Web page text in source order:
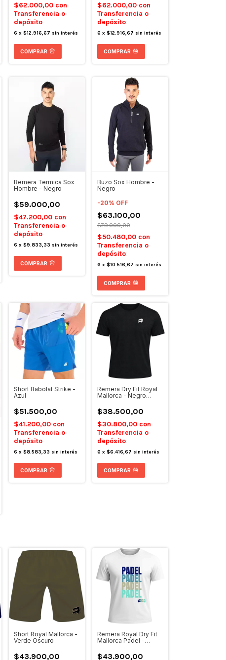
$62.000,00 con
Transferencia o
depósito
6 x $12.916,67 sin interés
COMPRAR
$62.000,00 con
Transferencia o
depósito
6 x $12.916,67 sin interés
COMPRAR
Remera Termica Sox
Hombre - Negro
$59.000,00
$47.200,00 con
Transferencia o
depósito
6 x $9.833,33 sin interés
COMPRAR
Buzo Sox Hombre -
Negro
-20% OFF
$63.100,00
$79.000,00
$50.480,00 con
Transferencia o
depósito
6 x $10.516,67 sin interés
COMPRAR
Short Babolat Strike -
Azul
$51.500,00
$41.200,00 con
Transferencia o
depósito
6 x $8.583,33 sin interés
COMPRAR
Remera Dry Fit Royal
Mallorca - Negro
$38.500,00
$30.800,00 con
Transferencia o
depósito
6 x $6.416,67 sin interés
COMPRAR
Short Royal Mallorca -
Verde Oscuro
$43.900,00
Remera Royal Dry Fit
Mallorca Padel -
$43.900,00